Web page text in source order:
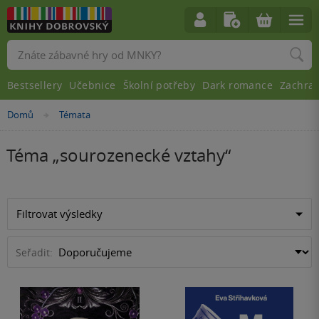
Domů »
Témata
Téma „sourozenecké vztahy“
Filtrovat výsledky
Seřadit:
Vyhledávání
Bestsellery Učebnice Školní potřeby Dark romance